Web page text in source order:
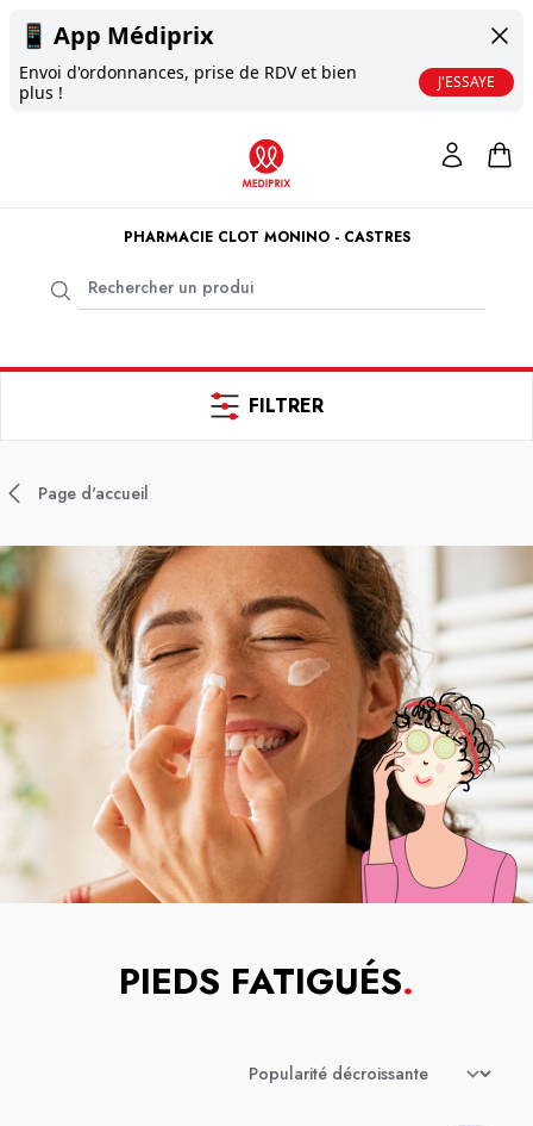
📱 App Médiprix
Envoi d'ordonnances, prise de RDV et bien
plus !
J'ESSAYE
PHARMACIE CLOT MONINO - CASTRES
FILTRER
Page d'accueil
PIEDS FATIGUÉS.